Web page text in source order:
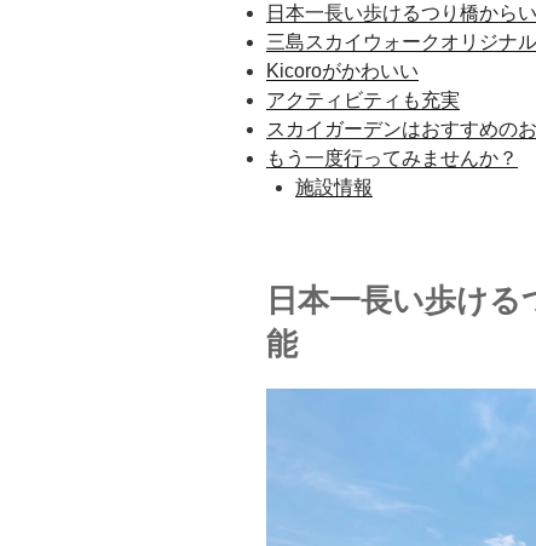
日本一長い歩けるつり橋から
三島スカイウォークオリジナ
Kicoroがかわいい
アクティビティも充実
スカイガーデンはおすすめの
もう一度行ってみませんか？
施設情報
日本一長い歩け
能